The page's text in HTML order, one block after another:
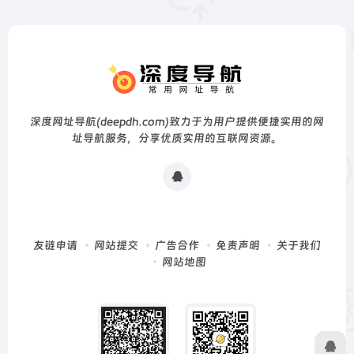
深度网址导航(deepdh.com)致力于为用户提供便捷实用的网
址导航服务，分享优质实用的互联网资源。
友链申请 网站提交 广告合作 免责声明
关于我们
网站地图